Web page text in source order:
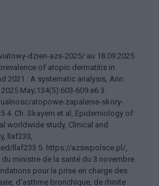
dzien-azs-2025/ au 18.09.2025
of atopic dermatitis in
2021 : A systematic analysis, Ann
May;134(5):603-609.e6 3.
atopowe-zapalenie-skory-
4. Ch. Skayem et al, Epidemiology of
worldwide study, Clinical and
llaf233,
llaf233 5. https://azswpolsce.pl/,
du ministre de la santé du 3 novembre
pour la prise en charge des
d'asthme bronchique, de rhinite